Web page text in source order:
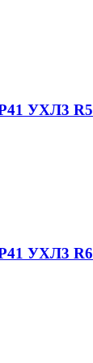
УХЛ3 R5
УХЛ3 R6